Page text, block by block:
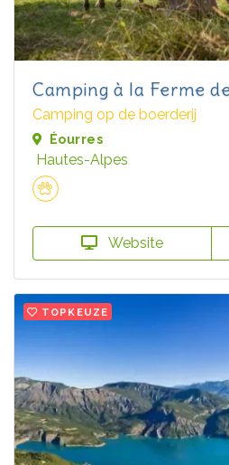
Camping à la Ferme
Camping op de boerderij
Éourres
Hautes-Alpes
Website
TOPKEUZE